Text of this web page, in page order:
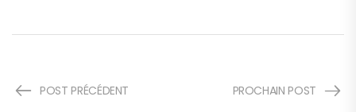
POST PRÉCÉDENT PROCHAIN POST